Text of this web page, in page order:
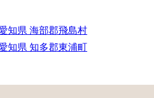
知県 海部郡飛島村
知県 知多郡東浦町